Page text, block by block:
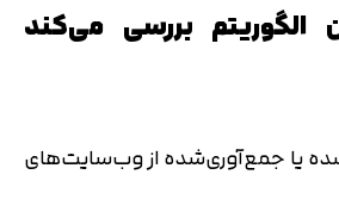
الگوریتم بررسی می‌کند
یا جمع‌آوری‌شده از وب‌سایت‌های